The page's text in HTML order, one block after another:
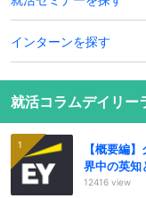
インターンを探す
就活コラムデイリー
【概要編
界中の英知
12416 view